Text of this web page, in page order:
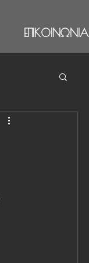
ΕΠΙΚΟΙΝΩΝΙΑ